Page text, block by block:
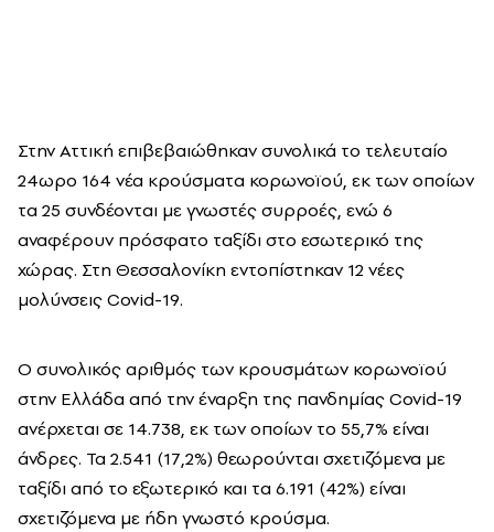
Στην Αττική επιβεβαιώθηκαν συνολικά το τελευταίο
24ωρο 164 νέα κρούσματα κορωνοϊού, εκ των οποίων
τα 25 συνδέονται με γνωστές συρροές, ενώ 6
αναφέρουν πρόσφατο ταξίδι στο εσωτερικό της
χώρας. Στη Θεσσαλονίκη εντοπίστηκαν 12 νέες
μολύνσεις Covid-19.
Ο συνολικός αριθμός των κρουσμάτων κορωνοϊού
στην Ελλάδα από την έναρξη της πανδημίας Covid-19
ανέρχεται σε 14.738, εκ των οποίων το 55,7% είναι
άνδρες. Τα 2.541 (17,2%) θεωρούνται σχετιζόμενα με
ταξίδι από το εξωτερικό και τα 6.191 (42%) είναι
σχετιζόμενα με ήδη γνωστό κρούσμα.